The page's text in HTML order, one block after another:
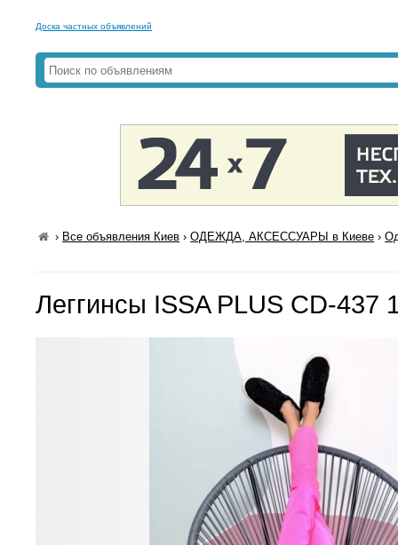
Доска частных объявлений
› Все объявления Киев ›ОДЕЖДА, АКСЕССУАРЫ в Киеве ›
Леггинсы ISSA PLUS CD-437